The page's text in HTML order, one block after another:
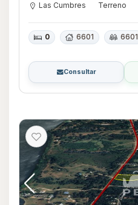
Las Cumbres Terreno
0 6601 6601
Consultar